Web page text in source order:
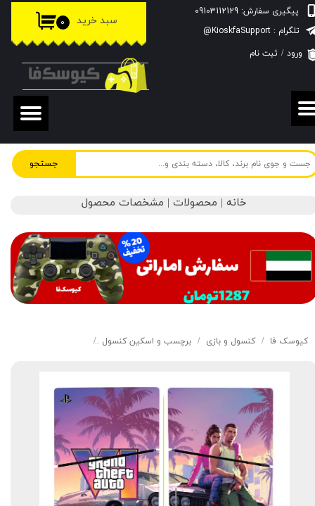
جستجو
پیگیری سفارش: 09103112129
۰ سبد خرید
ورود / ثبت نام
حساب کاربری من
تغییر گذر واژه
سفارشات
خروج از حساب کاربری
تلگرام : KioskfaSupport@
خانه | محصولات | مشخصات محصول
کیوسک‌ فا کنسول و بازی برچسب و اسکین کنسول